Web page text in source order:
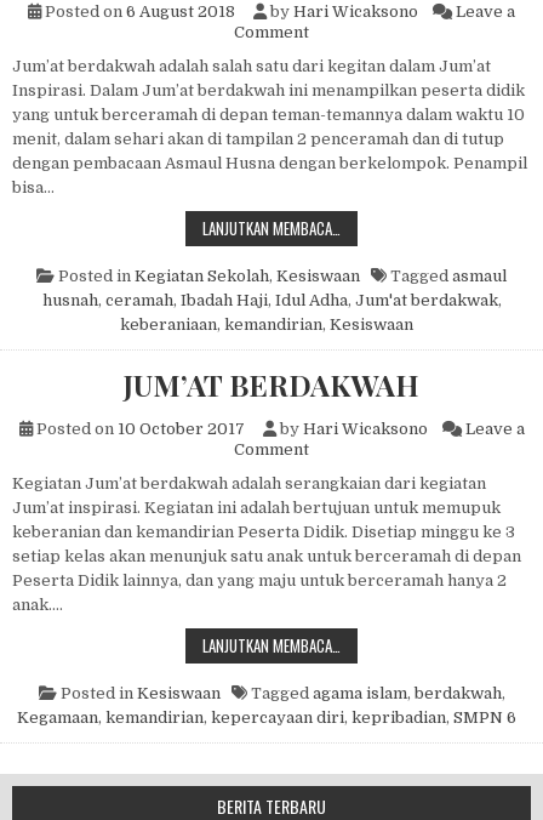
Posted on 6 August 2018 by Hari Wicaksono
Leave a
Commenton JUM’AT BERDAKWAH
Jum’at berdakwah adalah salah satu dari kegitan dalam Jum’at
Inspirasi. Dalam Jum’at berdakwah ini menampilkan peserta didik
yang untuk berceramah di depan teman-temannya dalam waktu 10
menit, dalam sehari akan di tampilan 2 penceramah dan di tutup
dengan pembacaan Asmaul Husna dengan berkelompok. Penampil
bisa…
LANJUTKAN MEMBACA…
Posted in Kegiatan Sekolah, Kesiswaan Tagged asmaul
husnah, ceramah, Ibadah Haji, Idul Adha, Jum'at berdakwak,
keberaniaan, kemandirian, Kesiswaan
JUM’AT BERDAKWAH
Posted on 10 October 2017 by Hari Wicaksono
Leave a
Commenton JUM’AT BERDAKWAH
Kegiatan Jum’at berdakwah adalah serangkaian dari kegiatan
Jum’at inspirasi. Kegiatan ini adalah bertujuan untuk memupuk
keberanian dan kemandirian Peserta Didik. Disetiap minggu ke 3
setiap kelas akan menunjuk satu anak untuk berceramah di depan
Peserta Didik lainnya, dan yang maju untuk berceramah hanya 2
anak….
LANJUTKAN MEMBACA…
Posted in Kesiswaan Tagged agama islam,berdakwah,
Kegamaan, kemandirian, kepercayaan diri, kepribadian, SMPN 6
BERITA TERBARU